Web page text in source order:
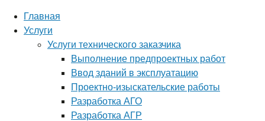
Главная
Услуги
Услуги технического заказчика
Выполнение предпроектных работ
Ввод зданий в эксплуатацию
Проектно-изыскательские работы
Разработка АГО
Разработка АГР